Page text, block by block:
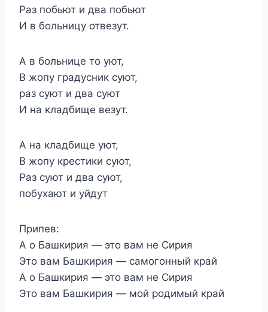
Раз побьют и два побьют
И в больницу отвезут.
А в больнице то уют,
В жопу градусник суют,
раз суют и два суют
И на кладбище везут.
А на кладбище уют,
В жопу крестики суют,
Раз суют и два суют,
побухают и уйдут
Припев:
А о Башкирия — это вам не Сирия
Это вам Башкирия — самогонный край
А о Башкирия — это вам не Сирия
Это вам Башкирия — мой родимый край